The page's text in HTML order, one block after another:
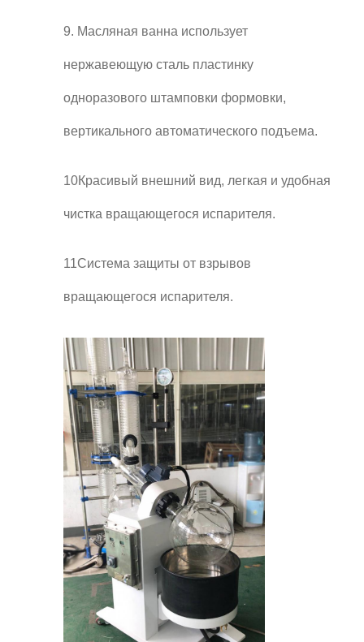
9. Масляная ванна использует
нержавеющую сталь пластинку
одноразового штамповки формовки,
вертикального автоматического подъема.
10Красивый внешний вид, легкая и удобная
чистка вращающегося испарителя.
11Система защиты от взрывов
вращающегося испарителя.